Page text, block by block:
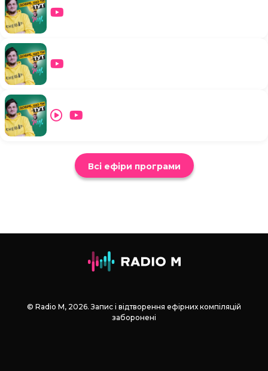
Всі ефіри програми
© Radio М, 2026. Запис і відтворення ефірних компіляцій
заборонені